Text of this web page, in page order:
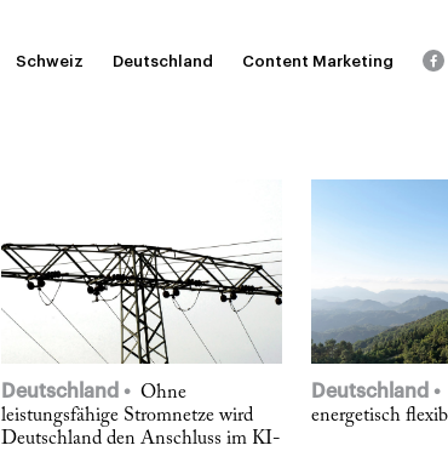
Schweiz Deutschland Content Marketing
Deutschland
Ohne
leistungsfähige Stromnetze wird
Deutschland den Anschluss im KI-
Deutschland
energetisch